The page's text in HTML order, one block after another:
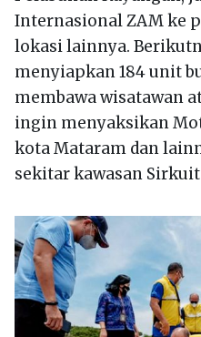
Internasional ZAM ke
lokasi lainnya.
menyiapkan 184 unit
membawa wisatawan
ingin menyaksikan
kota Mataram dan
sekitar kawasan